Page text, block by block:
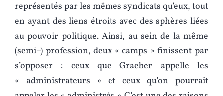
représentés par les mêmes syndicats qu’eux, tout
en ayant des liens étroits avec des sphères liées
au pouvoir politique. Ainsi, au sein de la même
(semi–) profession, deux « camps » finissent par
s’opposer : ceux que Graeber appelle les
« administrateurs » et ceux qu’on pourrait